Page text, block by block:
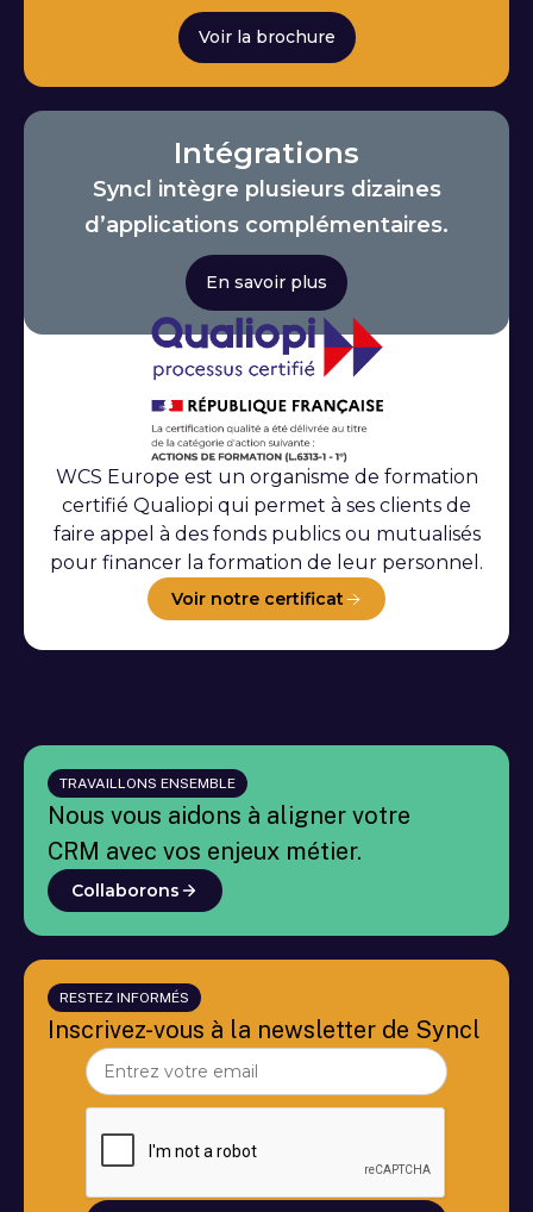
Voir la brochure
Intégrations
Syncl intègre plusieurs dizaines
d’applications complémentaires.
En savoir plus
WCS Europe est un organisme de formation
certifié Qualiopi qui permet à ses clients de
faire appel à des fonds publics ou mutualisés
pour financer la formation de leur personnel.
Voir notre certificat
TRAVAILLONS ENSEMBLE
Nous vous aidons à aligner votre
CRM avec vos enjeux métier.
Collaborons
RESTEZ INFORMÉS
Inscrivez-vous à la newsletter de Syncl